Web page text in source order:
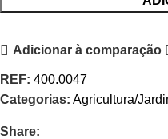
Adicionar à comparação
REF: 400.0047
Categorias: Agricultura/
Share: